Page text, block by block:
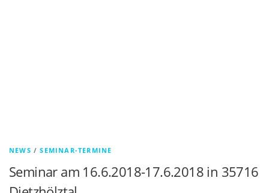
NEWS /SEMINAR-TERMINE
Seminar am 16.6.2018-17.6.2018 in 35716